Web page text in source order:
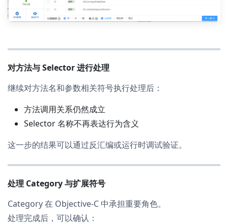
对方法与 Selector 进行处理
继续对方法名和参数相关符号执行处理后：
方法调用关系仍然成立
Selector 名称不再表达行为含义
这一步的结果可以通过反汇编或运行时调试验证。
处理 Category 与扩展符号
Category 在 Objective-C 中承担重要角色。
处理完成后，可以确认：